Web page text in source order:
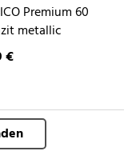
Premium 60
metallic
€